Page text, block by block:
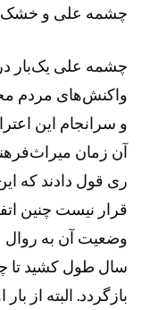
چشمه علی و خشک
واکنش‌های مردم
و سرانجام این
آن زمان
ری قول دادند که
قرار نیست چنین
وضعیت آن به روال
سال طول کشید تا
بازگردد. البته از